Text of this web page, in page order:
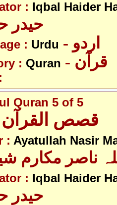
: Iqbal Haider
حیدر
: Urdu - اردو
: Quran - قرآن
Quran 5 of 5
قصص القرآن -
: Ayatullah Nasir
ناصر مکارم
: Iqbal Haider
حیدر